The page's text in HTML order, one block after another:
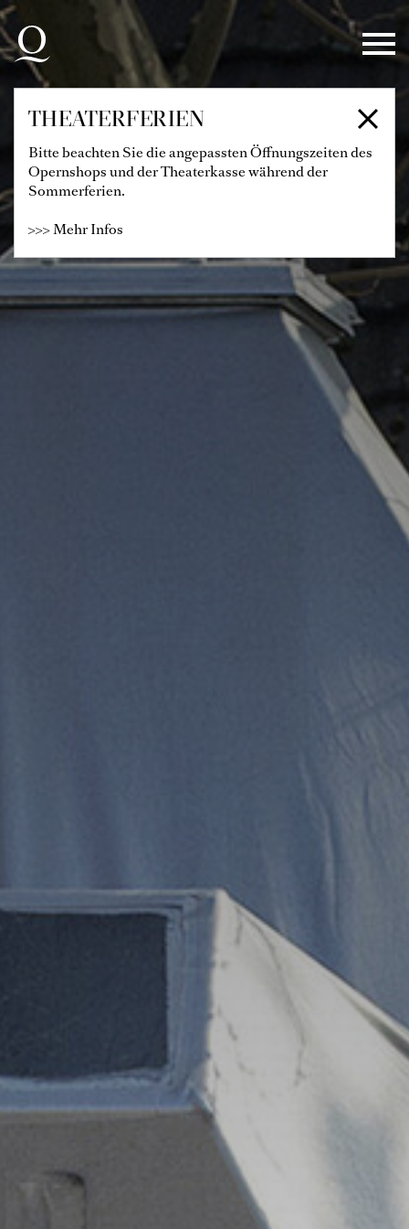
Zur Hauptnavigation springen
Zum Hauptinhalt springen
Zum Footer springen
THEATERFERIEN
Bitte beachten Sie die angepassten Öffnungszeiten des
Opernshops und der Theaterkasse während der
Sommerferien.
>>> Mehr Infos